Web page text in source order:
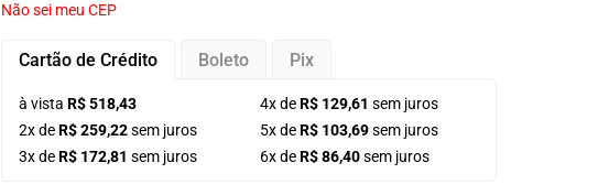
Não sei meu CEP
Cartão de Crédito Boleto Pix
à vista R$ 518,43
2x deR$ 259,22sem juros
3x deR$ 172,81 sem juros
4x deR$ 129,61 sem juros
5x deR$ 103,69sem juros
6x deR$ 86,40sem juros